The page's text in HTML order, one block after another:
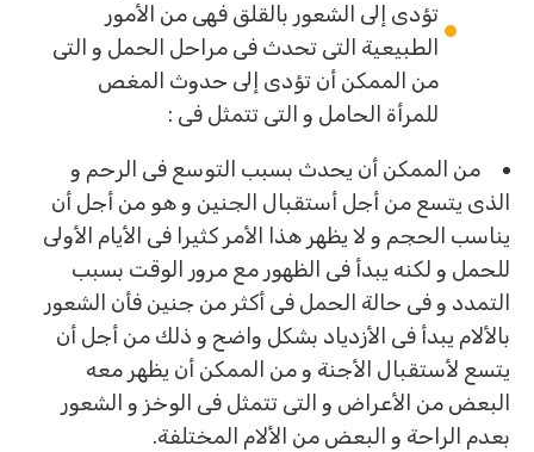
تؤدى إلى الشعور بالقلق فهى من الأمور
الطبيعية التى تحدث فى مراحل الحمل و التى
من الممكن أن تؤدى إلى حدوث المغص
للمرأة الحامل و التى تتمثل فى :
من الممكن أن يحدث بسبب التوسع فى الرحم و
الذى يتسع من أجل أستقبال الجنين و هو من أجل أن
يناسب الحجم و لا يظهر هذا الأمر كثيرا فى الأيام الأولى
للحمل و لكنه يبدأ فى الظهور مع مرور الوقت بسبب
التمدد و فى حالة الحمل فى أكثر من جنين فأن الشعور
بالألام يبدأ فى الأزدياد بشكل واضح و ذلك من أجل أن
يتسع لأستقبال الأجنة و من الممكن أن يظهر معه
البعض من الأعراض و التى تتمثل فى الوخز و الشعور
بعدم الراحة و البعض من الألام المختلفة.